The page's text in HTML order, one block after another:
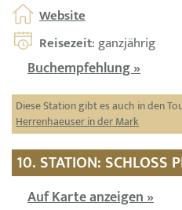
Website
Reisezeit: ganzjährig
Buchempfehlung »
Diese Station gibt es auch in den
Herrenhaeuser in der Mark
10. STATION: SCHLOSS
Auf Karte anzeigen »